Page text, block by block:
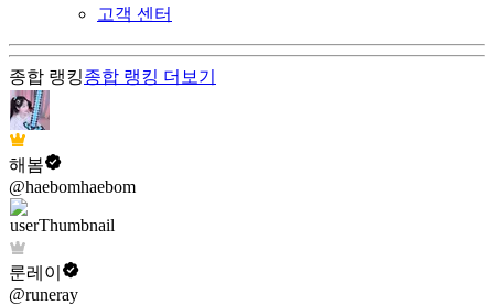
고객 센터
종합 랭킹종합 랭킹 더보기
해봄
@haebomhaebom
룬레이
@runeray